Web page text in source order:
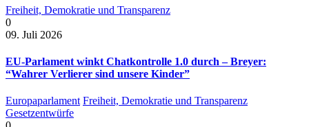
Freiheit, Demokratie und Transparenz
0
09. Juli 2026
EU-Parlament winkt Chatkontrolle 1.0 durch – Breyer:
“Wahrer Verlierer sind unsere Kinder”
Europaparlament Freiheit, Demokratie und Transparenz
Gesetzentwürfe